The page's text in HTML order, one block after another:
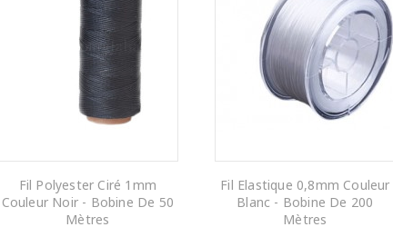
Fil Polyester Ciré 1mm
Couleur Noir - Bobine De 50
Mètres
Fil Elastique 0,8mm Couleur
Blanc - Bobine De 200
Mètres